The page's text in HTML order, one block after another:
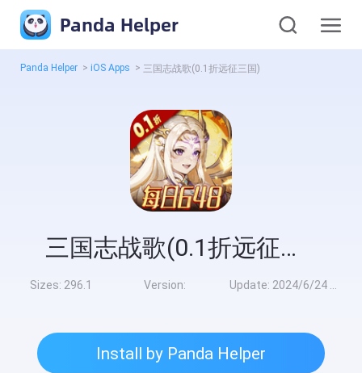
Panda Helper
Panda Helper > iOS Apps > 三国志战歌(0.1折远征三国)
三国志战歌(0.1折远征三国)
Sizes: 296.1 Version: Update: 2024/6/24 8:00:00
Install by Panda Helper